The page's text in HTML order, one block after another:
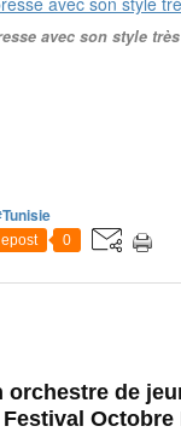
avec son style
0
de
Octobre